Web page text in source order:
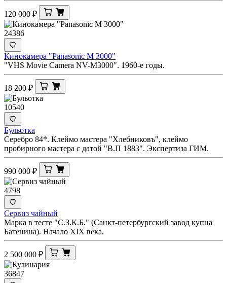
120 000 ₽
24386
Кинокамера "Panasonic M 3000"
"VHS Movie Camera NV-M3000". 1960-е годы.
18 200 ₽
10540
Бульотка
Серебро 84*. Клеймо мастера "Хлебниковъ", клеймо
пробирного мастера с датой "В.П 1883". Экспертиза ГИМ.
990 000 ₽
4798
Сервиз чайный
Марка в тесте "С.З.К.Б." (Санкт-петербургский завод купца
Батенина). Начало XIX века.
2 500 000 ₽
36847